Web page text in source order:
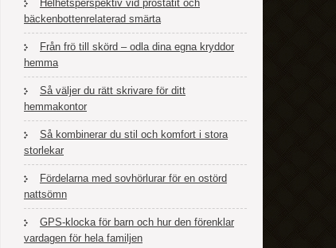
Helhetsperspektiv vid prostatit och
bäckenbottenrelaterad smärta
Från frö till skörd – odla dina egna kryddor
hemma
Så väljer du rätt skrivare för ditt
hemmakontor
Så kombinerar du stil och komfort i stora
storlekar
Fördelarna med sovhörlurar för en ostörd
nattsömn
GPS-klocka för barn och hur den förenklar
vardagen för hela familjen